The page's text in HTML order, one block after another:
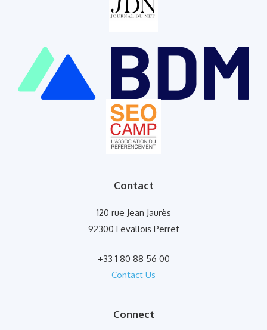
Contact
120 rue Jean Jaurès
92300 Levallois Perret
+33 1 80 88 56 00
Contact Us
Connect